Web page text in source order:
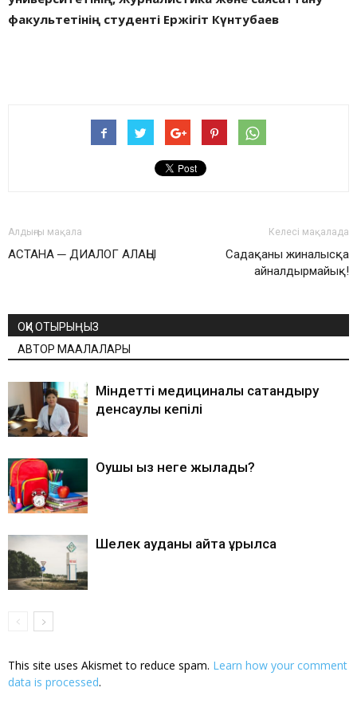
факультетінің студенті Ержігіт Күнтубаев
Алдыңғы мақала
АСТАНА ─ ДИАЛОГ АЛАҢЫ
Келесі мақалада
Садақаны жиналысқа
айналдырмайық!
ОҚИ ОТЫРЫҢЫЗ
АВТОР МАҚАЛАЛАРЫ
Міндетті медициналық сақтандыру
денсаулық кепілі
Оқушы қыз неге жылады?
Шелек ауданы қайта құрылса
This site uses Akismet to reduce spam. Learn how your comment
data is processed.